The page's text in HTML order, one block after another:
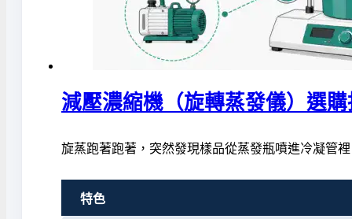
減壓濃縮機（旋轉蒸發儀）選
旋蒸跑著跑著，突然發現樣品從蒸發瓶噴進冷凝管
特色